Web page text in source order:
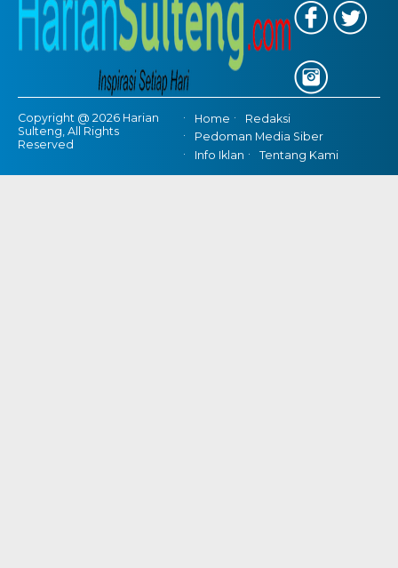
Copyright @ 2026 Harian
Sulteng, All Rights
Reserved
Home
Redaksi
Pedoman Media Siber
Info Iklan
Tentang Kami